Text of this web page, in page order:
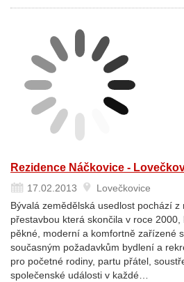
Rezidence Náčkovice -
17.02.2013
Lovečkovice
Bývalá zemědělská usedlost pochází
přestavbou která skončila v roce
pěkné, moderní a komfortně zařízené
současným požadavkům bydlení a
pro početné rodiny, partu přátel,
společenské události v každé…